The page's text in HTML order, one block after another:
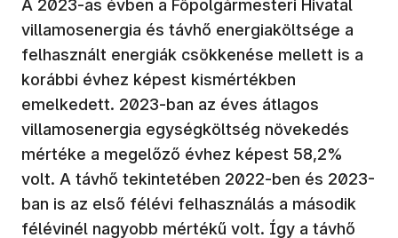
A 2023-as évben a Főpolgármesteri Hivatal
villamosenergia és távhő energiaköltsége a
felhasznált energiák csökkenése mellett is a
korábbi évhez képest kismértékben
emelkedett. 2023-ban az éves átlagos
villamosenergia egységköltség növekedés
mértéke a megelőző évhez képest 58,2%
volt. A távhő tekintetében 2022-ben és 2023-
ban is az első félévi felhasználás a második
félévinél nagyobb mértékű volt. Így a távhő